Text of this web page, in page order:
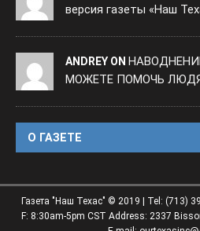
версия газеты «Наш
ANDREY ON
МОЖЕТЕ ПОМОЧЬ
O ГАЗЕТЕ
Газета "Наш Техас" © 2019 | Tel: (713)
F: 8:30am-5pm CST Address: 2337